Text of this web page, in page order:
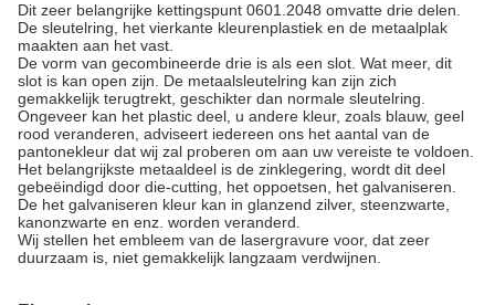
Dit zeer belangrijke kettingspunt 0601.2048 omvatte drie delen.
De sleutelring, het vierkante kleurenplastiek en de metaalplak
maakten aan het vast.
De vorm van gecombineerde drie is als een slot. Wat meer, dit
slot is kan open zijn. De metaalsleutelring kan zijn zich
gemakkelijk terugtrekt, geschikter dan normale sleutelring.
Ongeveer kan het plastic deel, u andere kleur, zoals blauw, geel
rood veranderen, adviseert iedereen ons het aantal van de
pantonekleur dat wij zal proberen om aan uw vereiste te voldoen.
Het belangrijkste metaaldeel is de zinklegering, wordt dit deel
gebeëindigd door die-cutting, het oppoetsen, het galvaniseren.
De het galvaniseren kleur kan in glanzend zilver, steenzwarte,
kanonzwarte en enz. worden veranderd.
Wij stellen het embleem van de lasergravure voor, dat zeer
duurzaam is, niet gemakkelijk langzaam verdwijnen.